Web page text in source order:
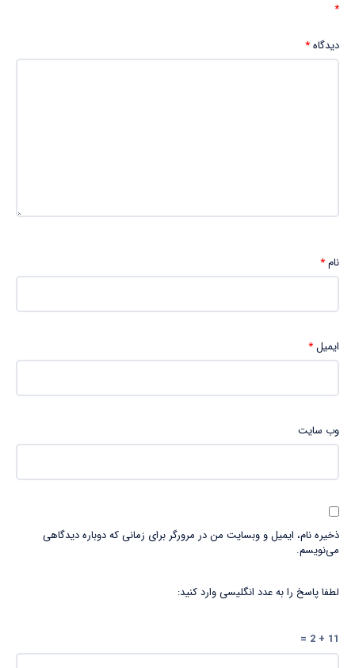
*
دیدگاه*
نام*
ایمیل*
وب‌ سایت
ذخیره نام، ایمیل و وبسایت من در مرورگر برای زمانی که دوباره دیدگاهی
می‌نویسم.
لطفا پاسخ را به عدد انگلیسی وارد کنید:
11 + 2 =